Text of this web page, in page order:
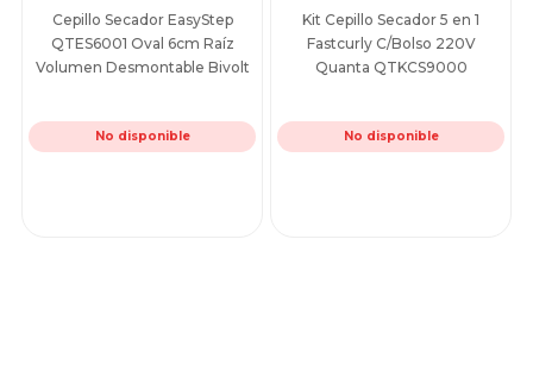
Cepillo Secador EasyStep
QTES6001 Oval 6cm Raíz
Volumen Desmontable Bivolt
No disponible
Kit Cepillo Secador 5 en 1
Fastcurly C/Bolso 220V
Quanta QTKCS9000
No disponible